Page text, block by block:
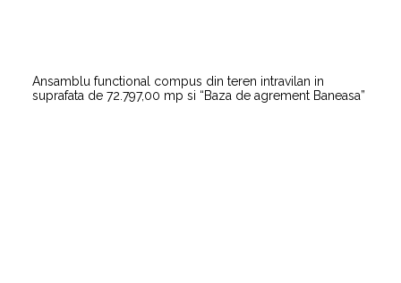
Ansamblu functional compus din teren intravilan in
suprafata de 72.797,00 mp si “Baza de agrement Baneasa”